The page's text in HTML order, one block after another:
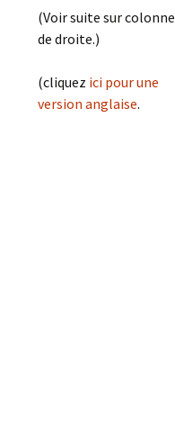
(Voir suite sur colonne
de droite.)
(cliquez ici pour une
version anglaise.